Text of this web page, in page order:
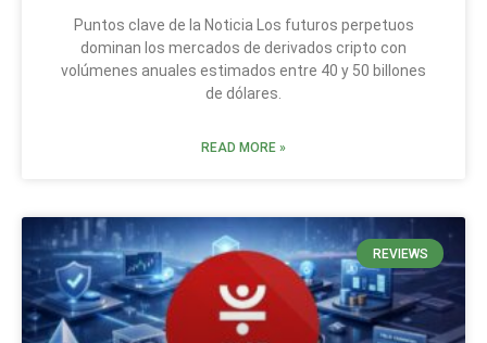
Puntos clave de la Noticia Los futuros perpetuos
dominan los mercados de derivados cripto con
volúmenes anuales estimados entre 40 y 50 billones
de dólares.
READ MORE »
REVIEWS